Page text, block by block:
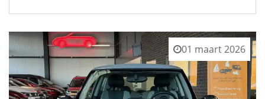
01 maart 2026